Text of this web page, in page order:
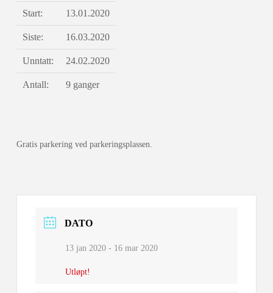
Start: 13.01.2020
Siste: 16.03.2020
Unntatt: 24.02.2020
Antall: 9 ganger
Gratis parkering ved parkeringsplassen.
DATO
13 jan 2020- 16 mar 2020
Utløpt!